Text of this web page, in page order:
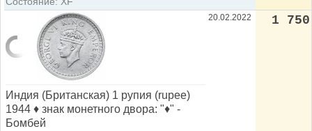
Индия (Британская) 1 рупия (rupee)
1944 ♦ знак монетного двора: "♦" -
Бомбей
20.02.2022 1 750